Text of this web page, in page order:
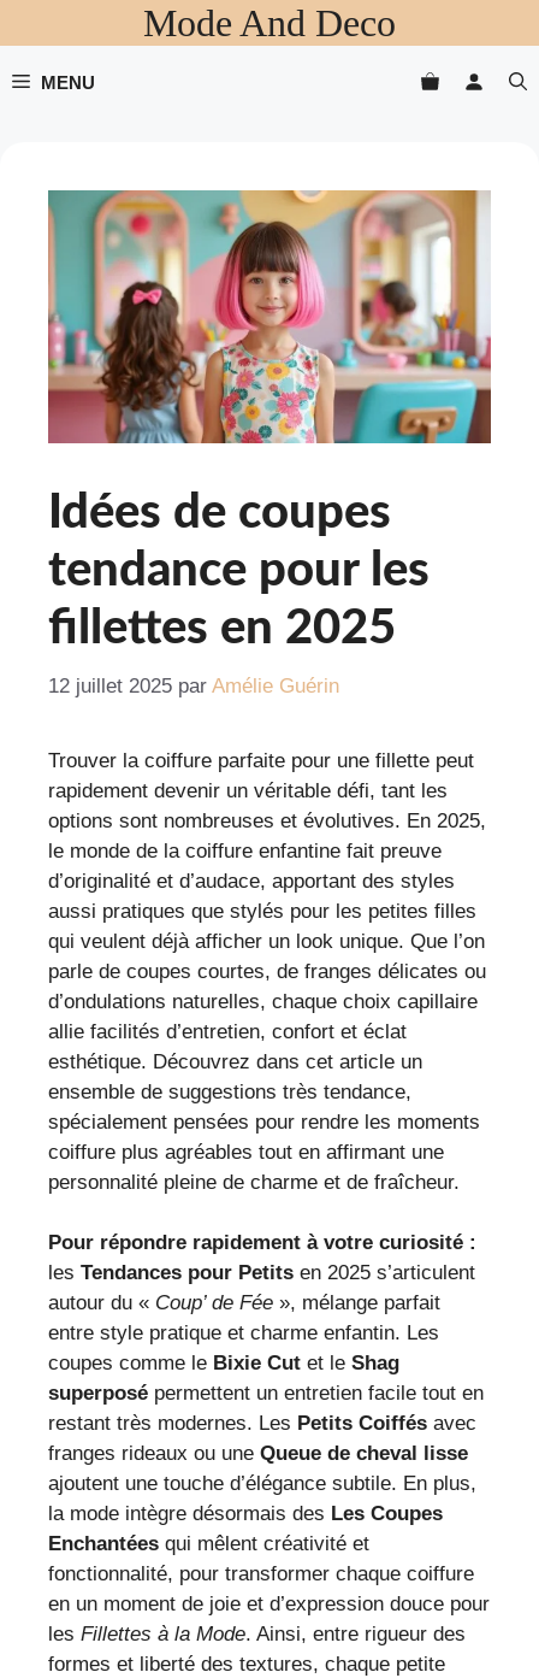
au
contenu
Mode And Deco
MENU
Idées de coupes
tendance pour les
fillettes en 2025
12 juillet 2025 par Amélie Guérin
Trouver la coiffure parfaite pour une fillette peut
rapidement devenir un véritable défi, tant les
options sont nombreuses et évolutives. En 2025,
le monde de la coiffure enfantine fait preuve
d’originalité et d’audace, apportant des styles
aussi pratiques que stylés pour les petites filles
qui veulent déjà afficher un look unique. Que l’on
parle de coupes courtes, de franges délicates ou
d’ondulations naturelles, chaque choix capillaire
allie facilités d’entretien, confort et éclat
esthétique. Découvrez dans cet article un
ensemble de suggestions très tendance,
spécialement pensées pour rendre les moments
coiffure plus agréables tout en affirmant une
personnalité pleine de charme et de fraîcheur.
Pour répondre rapidement à votre curiosité :
les Tendances pour Petits en 2025 s’articulent
autour du « Coup’ de Fée », mélange parfait
entre style pratique et charme enfantin. Les
coupes comme le Bixie Cut et le Shag
superposé permettent un entretien facile tout en
restant très modernes. Les Petits Coiffés avec
franges rideaux ou une Queue de cheval lisse
ajoutent une touche d’élégance subtile. En plus,
la mode intègre désormais des Les Coupes
Enchantées qui mêlent créativité et
fonctionnalité, pour transformer chaque coiffure
en un moment de joie et d’expression douce pour
les Fillettes à la Mode. Ainsi, entre rigueur des
formes et liberté des textures, chaque petite